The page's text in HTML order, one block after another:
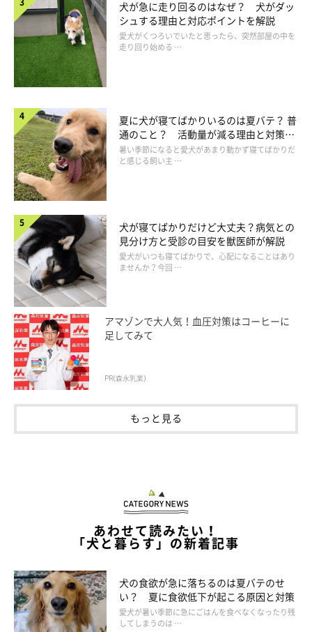
関節炎を引き起こす病気とは？
Chalabala/gettyimages
体に害のある物質や菌などが体内に侵入してきたときに、本来は
免疫機能の異常によって起こる関節疾患です。進行すると関節の
変形が進み、歩行困難になることも。
犬が急に走り回るのはなぜ？ 犬がダッ
シュする理由と対応ポイントを解説
愛犬がくつろいでいたと思ったら、突然部屋の中を
走り回り始める …
夏に犬が寝てばかりいるのは夏バテ？ 普
通のこと？ 活動量が減る理由と対策と
は
暑い季節になると愛犬があまり動かず寝てばかりだ
と感じる飼い主 …
犬が寝てばかりだけど大丈夫？病気との
見分け方と受診の目安を獣医師が解説
愛犬がいつも寝てばかりで、心配になることはあり
ませんか？今回 …
アマゾンで大人気！血圧対策はコーヒーに
足してみて
PR(森永乳業)
もっと見る
あわせて読みたい！
「犬と暮らす」の新着記事
犬の食欲が急に落ちるのは夏バテのせ
い？ 夏に食欲低下が起こる原因と対策
愛犬が暑い季節に急にごはんを食べなくなったり残
してしまうのは …